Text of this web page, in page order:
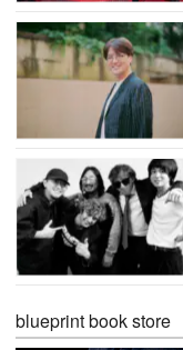
blueprint book store